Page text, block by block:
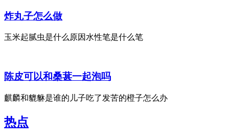
炸丸子怎么做
玉米起腻虫是什么原因水性笔是什么笔
陈皮可以和桑葚一起泡吗
麒麟和貔貅是谁的儿子吃了发苦的橙子怎么办
热点